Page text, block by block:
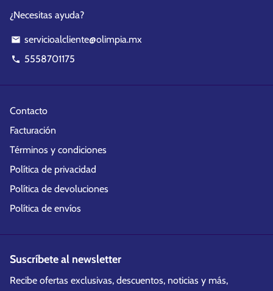
¿Necesitas ayuda?
email servicioalcliente@olimpia.mx
phone 5558701175
Contacto
Facturación
Términos y condiciones
Política de privacidad
Política de devoluciones
Política de envíos
Suscríbete al newsletter
Recibe ofertas exclusivas, descuentos, noticias y más,